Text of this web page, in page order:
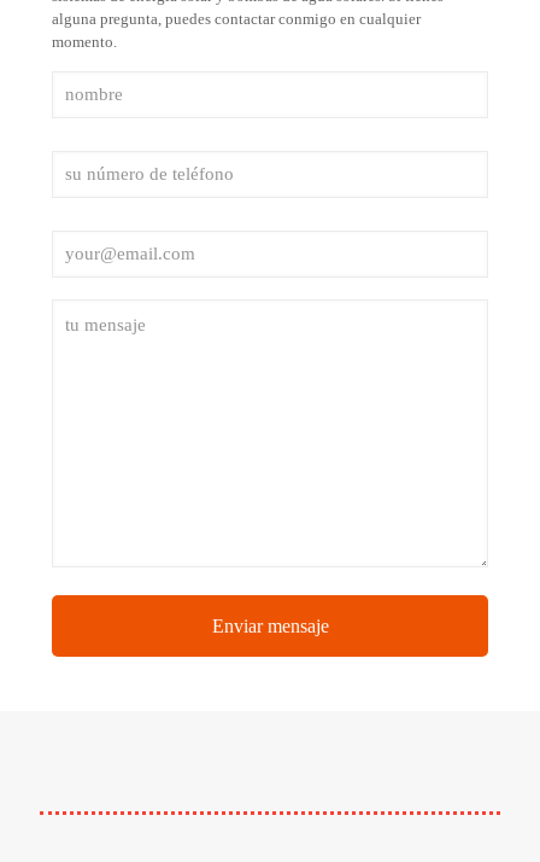
alguna pregunta, puedes contactar conmigo en cualquier
momento.